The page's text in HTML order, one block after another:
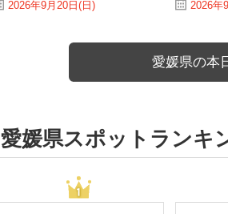
2026年9月20日(日) 2026年
愛媛県の本
愛媛県スポットランキ